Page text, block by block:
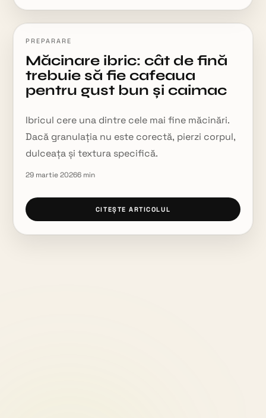
PREPARARE
Măcinare ibric: cât de fină
trebuie să fie cafeaua
pentru gust bun și caimac
Ibricul cere una dintre cele mai fine măcinări.
Dacă granulația nu este corectă, pierzi corpul,
dulceața și textura specifică.
29 martie 20266 min
CITEȘTE ARTICOLUL